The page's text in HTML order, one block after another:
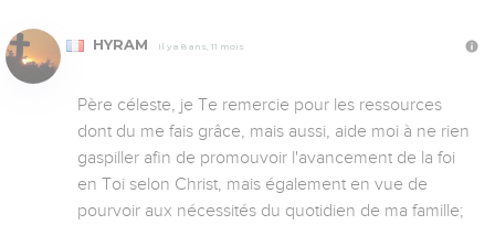
HYRAM Il y a 8 ans, 11 mois
Père céleste, je Te remercie pour les ressources
dont du me fais grâce, mais aussi, aide moi à ne rien
gaspiller afin de promouvoir l'avancement de la foi
en Toi selon Christ, mais également en vue de
pourvoir aux nécessités du quotidien de ma famille;